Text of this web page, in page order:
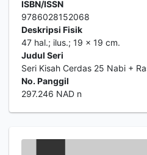
ISBN/ISSN
9786028152068
Deskripsi Fisik
47 hal.; ilus.; 19 x 19 cm.
Judul Seri
Seri Kisah Cerdas 25 Nabi +
No. Panggil
297.246 NAD n